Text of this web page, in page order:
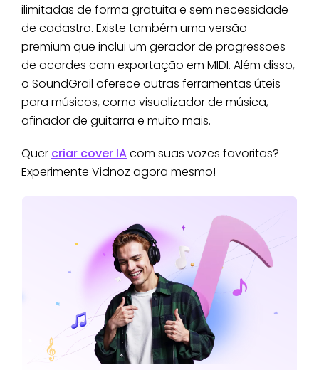
ilimitadas de forma gratuita e sem necessidade
de cadastro. Existe também uma versão
premium que inclui um gerador de progressões
de acordes com exportação em MIDI. Além disso,
o SoundGrail oferece outras ferramentas úteis
para músicos, como visualizador de música,
afinador de guitarra e muito mais.
Quer criar cover IAcom suas vozes favoritas?
Experimente Vidnoz agora mesmo!